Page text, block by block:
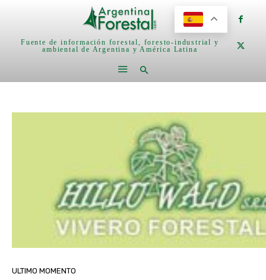
Fuente de información forestal, foresto-industrial y
ambiental de Argentina y América Latina
ULTIMO MOMENTO